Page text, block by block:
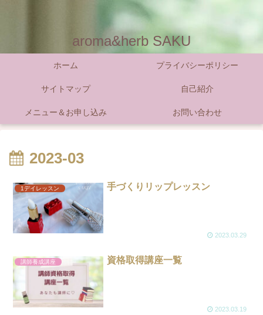
aroma&herb SAKU
ホーム プライバシーポリシー
サイトマップ 自己紹介
メニュー＆お申し込み お問い合わせ
2023-03
1デイレッスン 手づくりリップレッスン
2023.03.29
講師養成講座 資格取得講座一覧
2023.03.19